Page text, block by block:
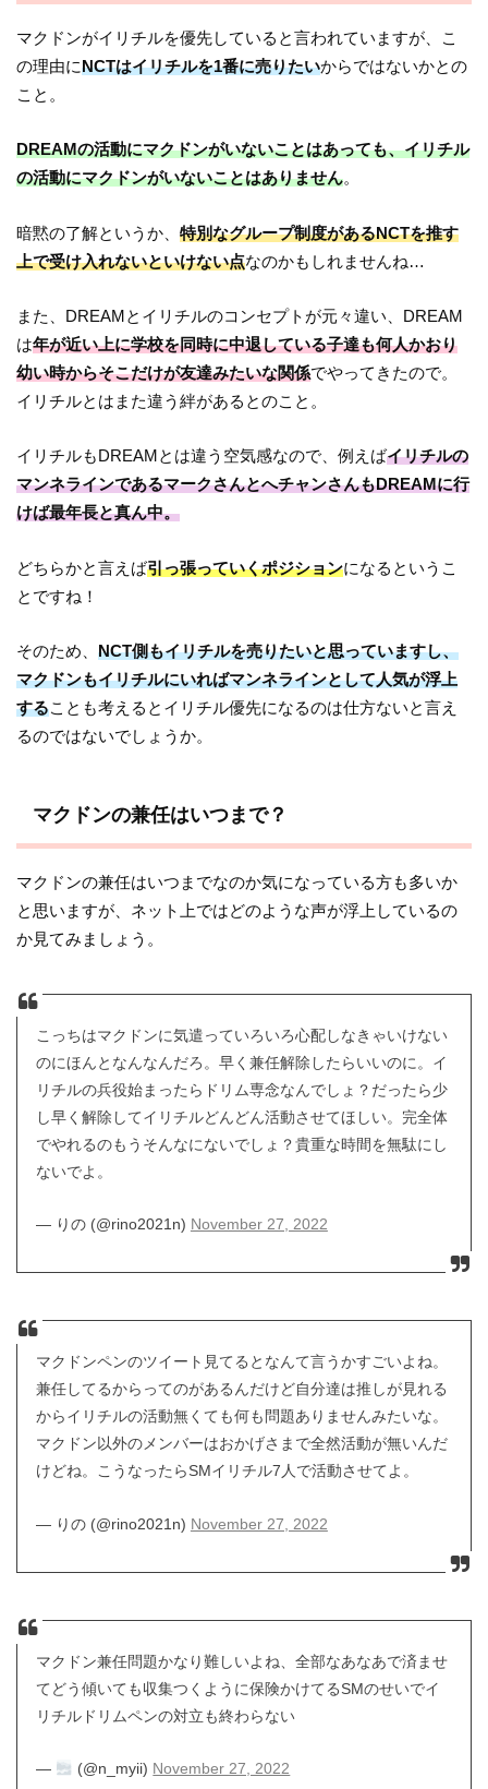
マクドンがイリチルを優先していると言われていますが、こ
の理由にNCTはイリチルを1番に売りたいからではないかとの
こと。
DREAMの活動にマクドンがいないことはあっても、イリチル
の活動にマクドンがいないことはありません。
暗黙の了解というか、特別なグループ制度があるNCTを推す
上で受け入れないといけない点なのかもしれませんね…
また、DREAMとイリチルのコンセプトが元々違い、DREAM
は年が近い上に学校を同時に中退している子達も何人かおり
幼い時からそこだけが友達みたいな関係でやってきたので。
イリチルとはまた違う絆があるとのこと。
イリチルもDREAMとは違う空気感なので、例えばイリチルの
マンネラインであるマークさんとへチャンさんもDREAMに行
けば最年長と真ん中。
どちらかと言えば引っ張っていくポジションになるというこ
とですね！
そのため、NCT側もイリチルを売りたいと思っていますし、
マクドンもイリチルにいればマンネラインとして人気が浮上
することも考えるとイリチル優先になるのは仕方ないと言え
るのではないでしょうか。
マクドンの兼任はいつまで？
マクドンの兼任はいつまでなのか気になっている方も多いか
と思いますが、ネット上ではどのような声が浮上しているの
か見てみましょう。
こっちはマクドンに気遣っていろいろ心配しなきゃいけない
のにほんとなんなんだろ。早く兼任解除したらいいのに。イ
リチルの兵役始まったらドリム専念なんでしょ？だったら少
し早く解除してイリチルどんどん活動させてほしい。完全体
でやれるのもうそんなにないでしょ？貴重な時間を無駄にし
ないでよ。
— りの (@rino2021n) November 27, 2022
マクドンペンのツイート見てるとなんて言うかすごいよね。
兼任してるからってのがあるんだけど自分達は推しが見れる
からイリチルの活動無くても何も問題ありませんみたいな。
マクドン以外のメンバーはおかげさまで全然活動が無いんだ
けどね。こうなったらSMイリチル7人で活動させてよ。
— りの (@rino2021n) November 27, 2022
マクドン兼任問題かなり難しいよね、全部なあなあで済ませ
てどう傾いても収集つくように保険かけてるSMのせいでイ
リチルドリムペンの対立も終わらない
— (@n_myii) November 27, 2022